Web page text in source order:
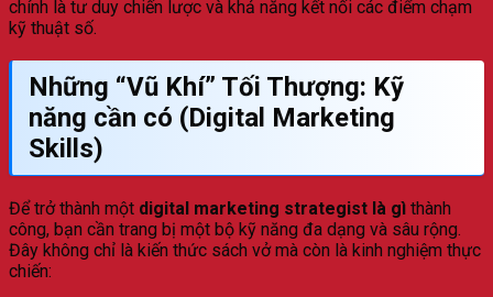
chính là tư duy chiến lược và khả năng kết nối các điểm chạm
kỹ thuật số.
Những “Vũ Khí” Tối Thượng: Kỹ
năng cần có (Digital Marketing
Skills)
Để trở thành một digital marketing strategist là gì thành
công, bạn cần trang bị một bộ kỹ năng đa dạng và sâu rộng.
Đây không chỉ là kiến thức sách vở mà còn là kinh nghiệm thực
chiến: